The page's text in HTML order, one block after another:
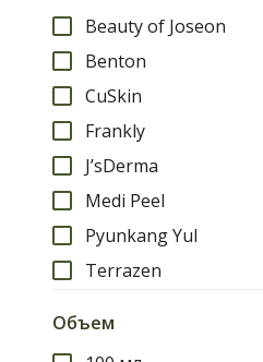
Beauty of Joseon
Benton
CuSkin
Frankly
J’sDerma
Medi Peel
Pyunkang Yul
Terrazen
Объем